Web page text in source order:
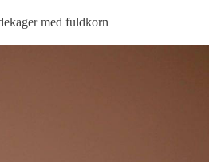
med fuldkorn